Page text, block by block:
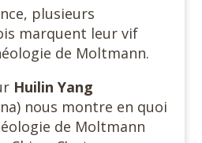
plusieurs
marquent leur vif
de Moltmann.
Huilin Yang
nous montre en quoi
de Moltmann